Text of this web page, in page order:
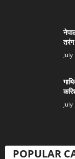
तरंग
July
July
POPULAR